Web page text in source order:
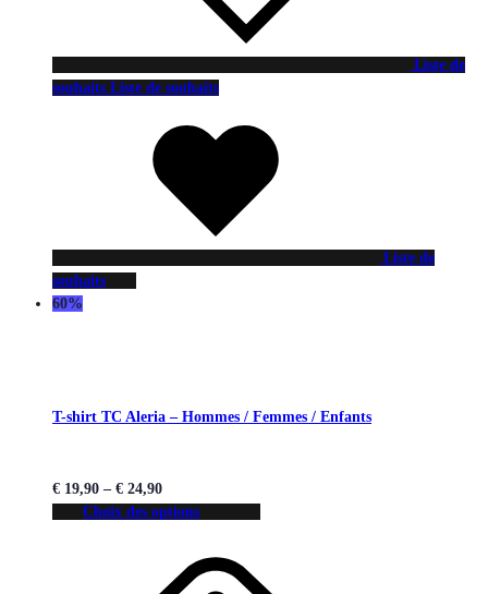
Liste de
souhaits Liste de souhaits
Liste de
souhaits
60%
T-shirt TC Aleria – Hommes / Femmes / Enfants
€ 19,90 – € 24,90
Choix des options